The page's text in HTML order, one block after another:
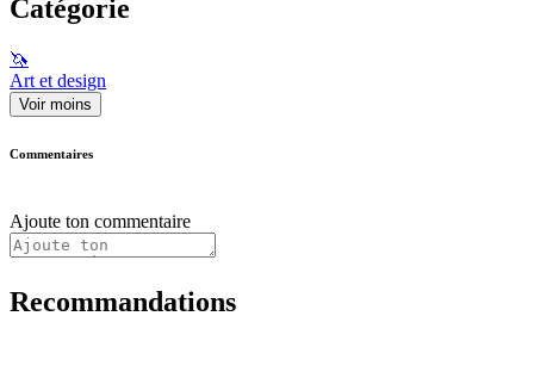
Catégorie
🦄
Art et design
Voir moins
Commentaires
Ajoute ton commentaire
Recommandations